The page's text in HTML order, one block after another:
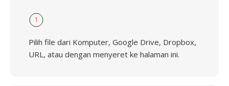
1
Pilih file dari Komputer, Google Drive, Dropbox,
URL, atau dengan menyeret ke halaman ini.